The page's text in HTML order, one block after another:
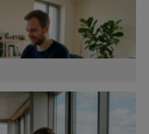
dovolené